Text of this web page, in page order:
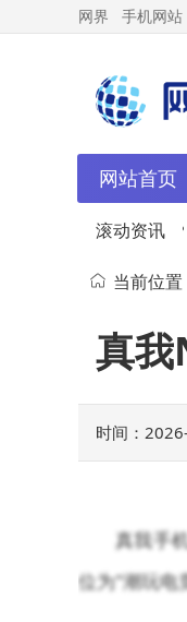
网界 手机网站
网站首页
滚动资讯
智能办公本怎么选？
款热门产品全方位对比
当前位置
真我
时间：
真我手
位为"潮玩电